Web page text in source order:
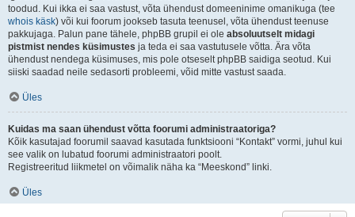
toodud. Kui ikka ei saa vastust, võta ühendust domeeninime omanikuga (tee
whois käsk) või kui foorum jookseb tasuta teenusel, võta ühendust teenuse
pakkujaga. Palun pane tähele, phpBB grupil ei ole absoluutselt midagi
pistmist nendes küsimustes ja teda ei saa vastutusele võtta. Ära võta
ühendust nendega küsimuses, mis pole otseselt phpBB saidiga seotud. Kui
siiski saadad neile sedasorti probleemi, võid mitte vastust saada.
Üles
Kuidas ma saan ühendust võtta foorumi administraatoriga?
Kõik kasutajad foorumil saavad kasutada funktsiooni “Kontakt” vormi, juhul kui
see valik on lubatud foorumi administraatori poolt.
Registreeritud liikmetel on võimalik näha ka “Meeskond” linki.
Üles